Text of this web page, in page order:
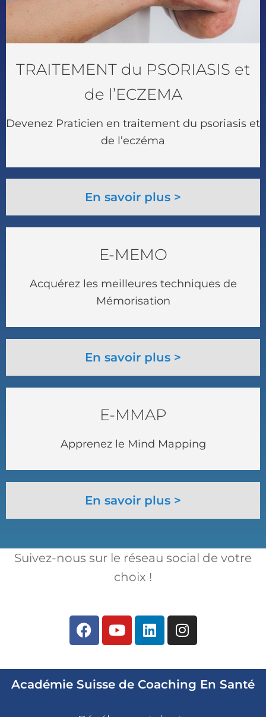
TRAITEMENT du PSORIASIS et
de l’ECZEMA
Devenez Praticien en traitement du psoriasis et
de l’eczéma
En savoir plus >
E-MEMO
Acquérez les meilleures techniques de
Mémorisation
En savoir plus >
E-MMAP
Apprenez le Mind Mapping
En savoir plus >
Suivez-nous sur le réseau social de votre
choix !
Académie Suisse de Coaching En Santé